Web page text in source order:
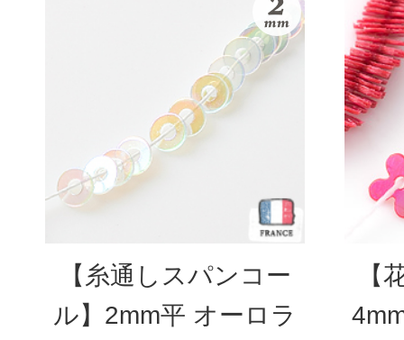
【糸通しスパンコー
ル】2mm平 オーロラ
【